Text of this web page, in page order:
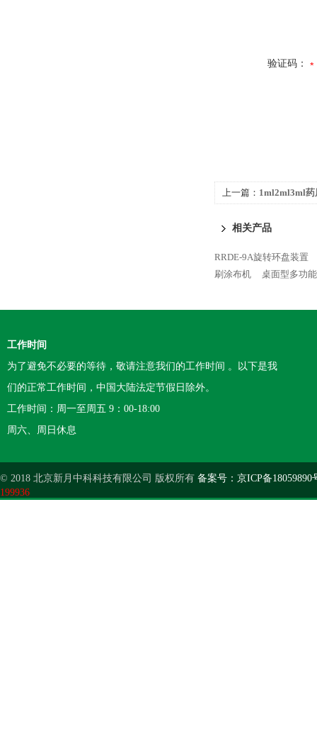
验证码：
上一篇： 1ml2ml3ml药
相关产品
RRDE-9A旋转环盘装置
刷涂布机
桌面型多功
工作时间
为了避免不必要的等待，敬请注意我们的工作时间 。以下是我
们的正常工作时间，中国大陆法定节假日除外。
工作时间：周一至周五 9：00-18:00
周六、周日休息
© 2018 北京新月中科科技有限公司 版权所有 备案号：京ICP备18059890
199936